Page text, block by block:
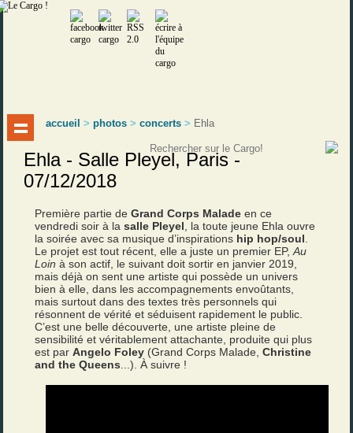
accueil >photos >concerts > Ehla
Ehla - Salle Pleyel, Paris -
07/12/2018
Première partie deGrand Corps Malade en ce
vendredi soir à lasalle Pleyel , la toute jeune Ehla ouvre
la soirée avec sa musique d’inspirations hip hop/soul
Le projet est tout récent, elle a juste un premier EP,Au
Loin à son actif, le suivant doit sortir en janvier 2019,
mais déjà on sent une artiste qui possède un univers
bien à elle, dans les accompagnements envoûtants,
mais surtout dans des textes très personnels qui
résonnent de vérité et séduisent rapidement le public.
C’est une belle découverte, une artiste pleine de
sensibilité et véritablement attachante, produite qui plus
est parAngelo Foley (Grand Corps Malade,Christine
and the Queens ...). À suivre !